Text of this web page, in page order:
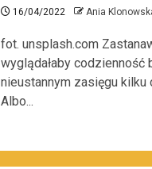
16/04/2022 Ania
fot. unsplash.com
wyglądałaby
nieustannym zasięgu kilku
Albo...